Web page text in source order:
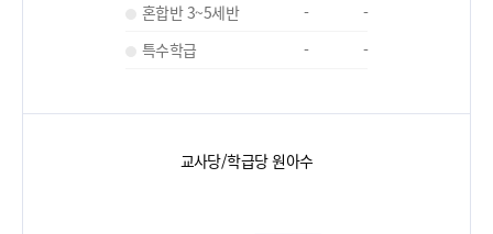
혼합반 3~5세반
-
-
특수학급
- -
교사당/학급당 원아수